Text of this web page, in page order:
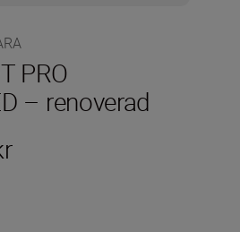
PRO
– renoverad